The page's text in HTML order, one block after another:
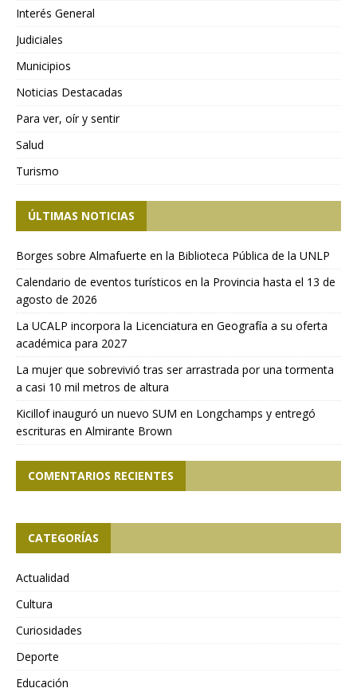
Interés General
Judiciales
Municipios
Noticias Destacadas
Para ver, oír y sentir
Salud
Turismo
ÚLTIMAS NOTICIAS
Borges sobre Almafuerte en la Biblioteca Pública de la UNLP
Calendario de eventos turísticos en la Provincia hasta el 13 de
agosto de 2026
La UCALP incorpora la Licenciatura en Geografía a su oferta
académica para 2027
La mujer que sobrevivió tras ser arrastrada por una tormenta
a casi 10 mil metros de altura
Kicillof inauguró un nuevo SUM en Longchamps y entregó
escrituras en Almirante Brown
COMENTARIOS RECIENTES
CATEGORÍAS
Actualidad
Cultura
Curiosidades
Deporte
Educación